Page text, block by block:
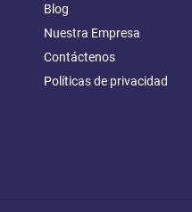
Blog
Nuestra Empresa
Contáctenos
Políticas de privacidad